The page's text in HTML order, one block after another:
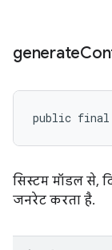
generate
public final
सिस्टम मॉडल से,
जनरेट करता है.